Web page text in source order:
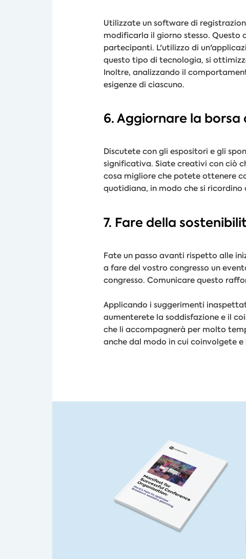
Utilizzate un software di
modificarla il giorno stesso. Questo
partecipanti. L'utilizzo di
questo tipo di tecnologia, si
Inoltre, analizzando il
esigenze di ciascuno.
6. Aggiornare la borsa
Discutete con gli espositori e gli
significativa. Siate creativi con ciò
cosa migliore che potete ottenere
quotidiana, in modo che si
7. Fare della
Fate un passo avanti rispetto alle
a fare del vostro congresso un
congresso. Comunicare questo
Applicando i suggerimenti
aumenterete la soddisfazione e il
che li accompagnerà per molto
anche dal modo in cui coinvolgete